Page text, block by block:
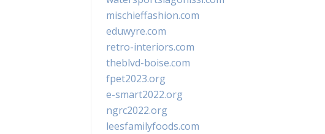
mischieffashion.com
eduwyre.com
retro-interiors.com
theblvd-boise.com
fpet2023.org
e-smart2022.org
ngrc2022.org
leesfamilyfoods.com